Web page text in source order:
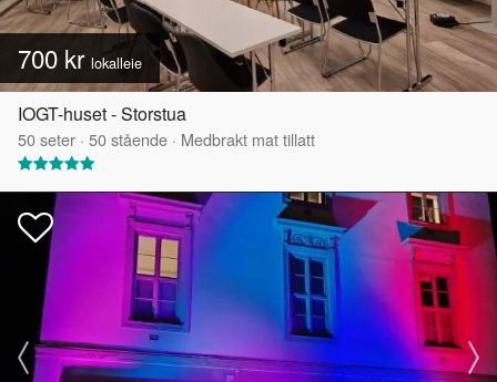
700 kr lokalleie
IOGT-huset - Storstua
50seter · 50stående · Medbrakt mat tillatt